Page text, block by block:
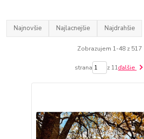
Najnovšie Najlacnejšie Najdrahšie
Zobrazujem 1-48 z 517
strana z 11ďalšie